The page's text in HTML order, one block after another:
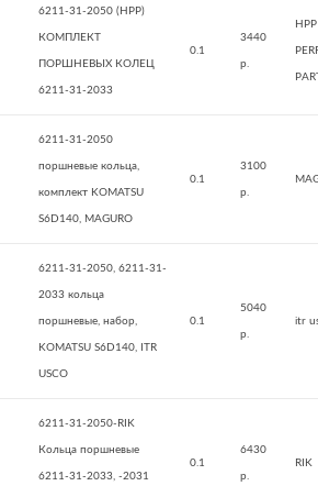
6211-31-2050 (HPP)
КОМПЛЕКТ
ПОРШНЕВЫХ КОЛЕЦ
6211-31-2033
0.1
3440
р.
6211-31-2050
поршневые кольца,
комплект KOMATSU
S6D140, MAGURO
0.1
3100
р.
6211-31-2050, 6211-31-
2033 кольца
поршневые, набор,
KOMATSU S6D140, ITR
USCO
0.1
5040
р.
itr
6211-31-2050-RIK
Кольца поршневые
6211-31-2033, -2031
0.1
6430
р.
RIK